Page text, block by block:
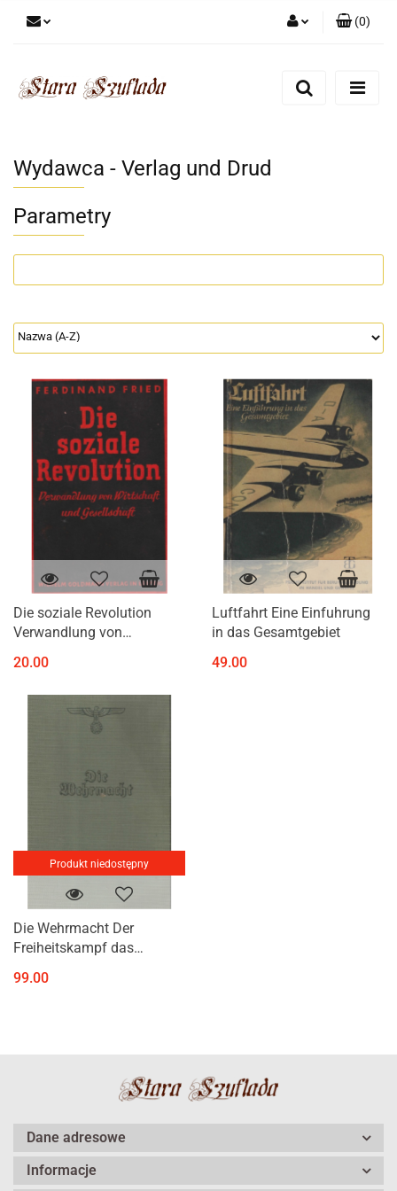
Zarejestruj się
(0)
Wydawca - Verlag und Drud
Parametry
Die soziale Revolution
Verwandlung von
Gesellschaft
20.00
Luftfahrt Eine Einfuhrung
in das Gesamtgebiet
49.00
Produkt niedostępny
Die Wehrmacht Der
Freiheitskampf das
99.00
Dane adresowe
Informacje